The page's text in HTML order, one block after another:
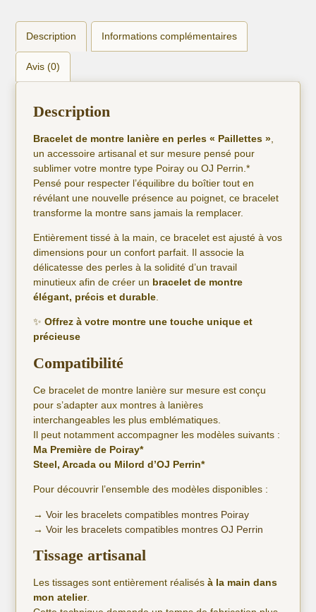
Description Informations complémentaires
Avis (0)
Description
Bracelet de montre lanière en perles « Paillettes »
un accessoire artisanal et sur mesure pensé pour
sublimer votre montre type Poiray ou OJ Perrin.*
Pensé pour respecter l’équilibre du boîtier tout en
révélant une nouvelle présence au poignet, ce bracelet
transforme la montre sans jamais la remplacer.
Entièrement tissé à la main, ce bracelet est ajusté à vos
dimensions pour un confort parfait. Il associe la
délicatesse des perles à la solidité d’un travail
minutieux afin de créer un bracelet de montre
élégant, précis et durable
✨Offrez à votre montre une touche unique et
précieuse
Compatibilité
Ce bracelet de montre lanière sur mesure est conçu
pour s’adapter aux montres à lanières
interchangeables les plus emblématiques.
Il peut notamment accompagner les modèles suivants :
Ma Première de Poiray*
Steel, Arcada ou Milord d’OJ Perrin*
Pour découvrir l’ensemble des modèles disponibles :
→Voir les bracelets compatibles montres Poiray
→Voir les bracelets compatibles montres OJ Perrin
Tissage artisanal
Les tissages sont entièrement réalisésà la main dans
mon atelier.